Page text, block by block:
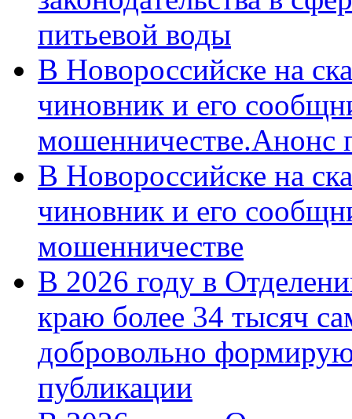
питьевой воды
В Новороссийске на
чиновник и его
мошенничестве.Анонс
В Новороссийске на
чиновник и его
мошенничестве
В 2026 году в
краю более 34 тысяч
добровольно
публикации